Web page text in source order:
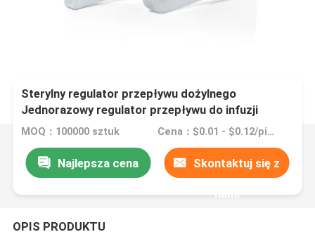
Sterylny regulator przepływu dożylnego
Jednorazowy regulator przepływu do infuzji
MOQ：100000 sztuk Cena：$0.01 - $0.12/pieces
Najlepsza cena Skontaktuj się z
nami
OPIS PRODUKTU